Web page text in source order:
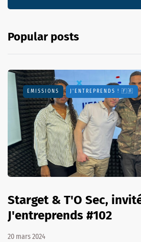
Popular posts
EMISSIONS J'ENTREPRENDS ! 🇫🇷
Starget & T'O Sec,
J'entreprends #102
20 mars 2024